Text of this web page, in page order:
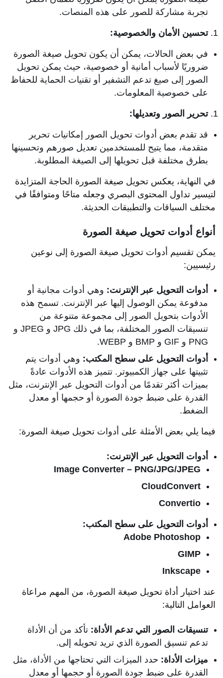
تجربة مشاركة للصور على هذه المنصات.
تحسين الأمان والخصوصية:
في بعض الحالات، يمكن أن يكون تحويل صيغة الصورة
ضروريًا لأسباب أمانية أو خصوصية، حيث يمكن تحويل
الصور إلى صيغ تدعم التشفير أو تقنيات الحماية للحفاظ
على خصوصية المعلومات.
تحرير الصور وتعديلها:
قد تقدم بعض أدوات تحويل الصور إمكانيات تحرير
متقدمة، مما يتيح للمستخدمين تعديل صورهم وتحسينها
بطرق مختلفة قبل تحويلها إلى الصيغة المطلوبة.
في النهاية، يعكس تحويل صيغة الصورة الحاجة المتزايدة
لتيسير تداول المحتوى البصري وجعله متاحًا ومتوافقًا في
مختلف السياقات والتطبيقات الحديثة.
أنواع أدوات تحويل صيغة الصورة
يمكن تقسيم أدوات تحويل صيغة الصورة إلى نوعين
رئيسيين:
أدوات التحويل عبر الإنترنت: وهي أدوات مجانية أو
مدفوعة يمكن الوصول إليها عبر الإنترنت. تسمح هذه
الأدوات بتحويل الصور إلى مجموعة متنوعة من
تنسيقات الصور المختلفة، بما في ذلك JPG و JPEG و
PNG و GIF و BMP و WEBP.
أدوات التحويل على سطح المكتب: وهي أدوات يتم
تثبيتها على جهاز الكمبيوتر. تتميز هذه الأدوات عادةً
بميزات أكثر تقدمًا من أدوات التحويل عبر الإنترنت، مثل
القدرة على ضبط جودة الصورة أو حجمها أو معدل
الضغط.
فيما يلي بعض الأمثلة على أدوات تحويل صيغة الصورة:
أدوات التحويل عبر الإنترنت:
Image Converter – PNG/JPG/JPEG
CloudConvert
Convertio
أدوات التحويل على سطح المكتب:
Adobe Photoshop
GIMP
Inkscape
عند اختيار أداة تحويل صيغة الصورة، من المهم مراعاة
العوامل التالية:
تنسيقات الصور التي تدعم الأداة: تأكد من أن الأداة
تدعم تنسيق الصورة الذي تريد تحويله إلى.
ميزات الأداة: حدد الميزات التي تحتاجها من الأداة، مثل
القدرة على ضبط جودة الصورة أو حجمها أو معدل